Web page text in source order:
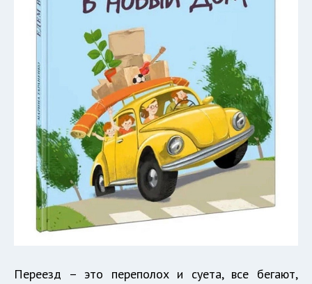
Переезд – это переполох и суета, все бегают,